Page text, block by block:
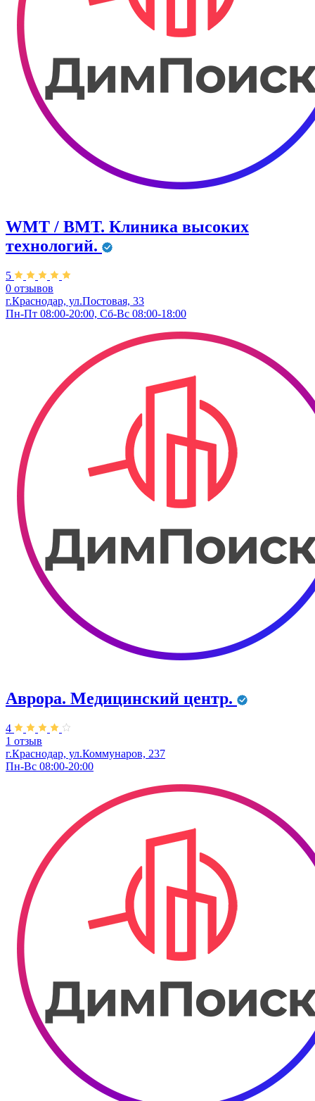
WMT / ВМТ. Клиника высоких
технологий.
5
0 отзывов
г.Краснодар, ул.​Постовая, 33
Пн-Пт 08:00-20:00, Сб-Вс 08:00-18:00
Аврора. Медицинский центр.
4
1 отзыв
г.Краснодар, ул.Коммунаров, 237
Пн-Вс 08:00-20:00